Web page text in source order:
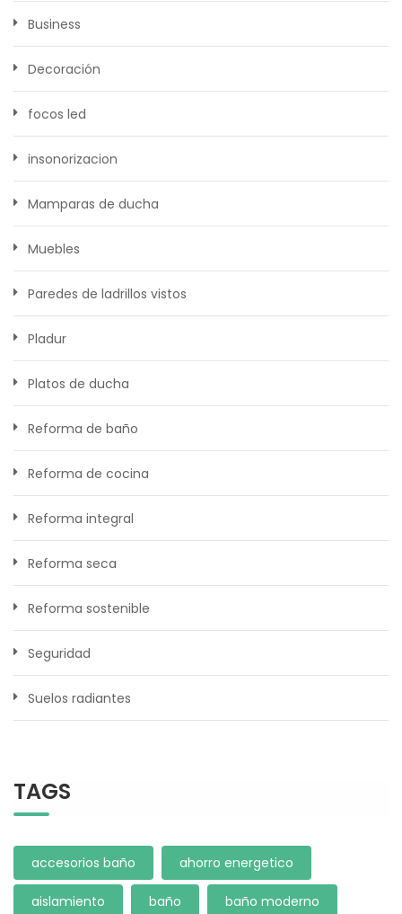
Business
Decoración
focos led
insonorizacion
Mamparas de ducha
Muebles
Paredes de ladrillos vistos
Pladur
Platos de ducha
Reforma de baño
Reforma de cocina
Reforma integral
Reforma seca
Reforma sostenible
Seguridad
Suelos radiantes
TAGS
accesorios baño ahorro energetico
aislamiento baño baño moderno